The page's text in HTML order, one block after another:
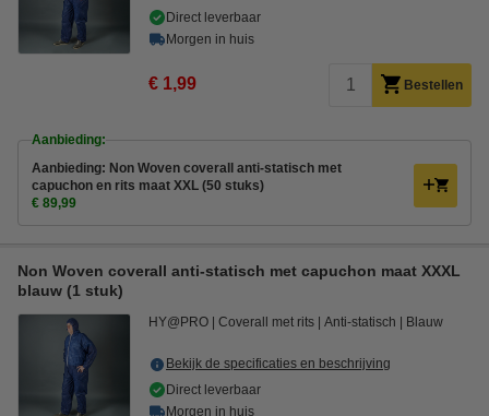
Direct leverbaar
Morgen in huis
€ 1,99 Bestellen
Aanbieding:
Aanbieding: Non Woven coverall anti-statisch met
capuchon en rits maat XXL (50 stuks)
€ 89,99
Non Woven coverall anti-statisch met capuchon maat XXXL
blauw (1 stuk)
HY@PRO Coverall met rits Anti-statisch Blauw
Bekijk de specificaties en beschrijving
Direct leverbaar
Morgen in huis